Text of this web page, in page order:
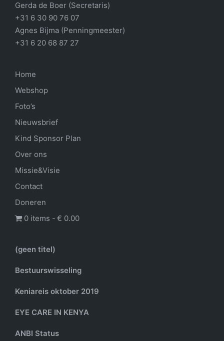
Gerda de Boer (Secretaris)
+31 6 30 90 76 07
Agnes Bijma (Penningmeester)
+31 6 20 68 87 27
Home
Webshop
Foto’s
Nieuwsbrief
Kind Sponsor Plan
Over ons
Missie&Visie
Contact
Doneren
0 items
€ 0.00
(geen titel)
Bestuurswisseling
Keniareis oktober 2019
EYE CARE IN KENYA
ANBI Status